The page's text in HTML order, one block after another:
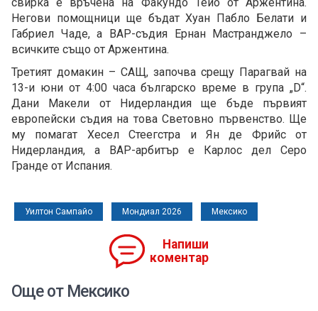
Негови помощници ще бъдат Хуан Пабло Белати и
Габриел Чаде, а ВАР-съдия Ернан Мастранджело –
всичките също от Аржентина.
Третият домакин – САЩ, започва срещу Парагвай на
13-и юни от 4:00 часа българско време в група „D“.
Дани Макели от Нидерландия ще бъде първият
европейски съдия на това Световно първенство. Ще
му помагат Хесел Стеегстра и Ян де Фрийс от
Нидерландия, а ВАР-арбитър е Карлос дел Серо
Гранде от Испания.
Уилтон Сампайо Мондиал 2026 Мексико
Напиши
коментар
Още от Мексико